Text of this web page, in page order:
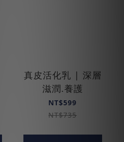
真皮活化乳 | 深層
滋潤.養護
NT$599
NT$735